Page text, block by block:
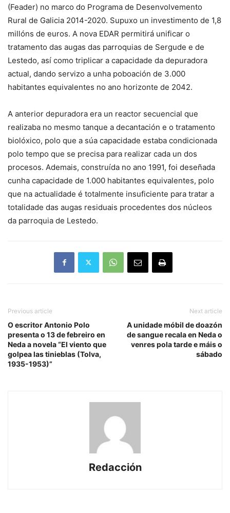
(Feader) no marco do Programa de Desenvolvemento
Rural de Galicia 2014-2020. Supuxo un investimento de 1,8
millóns de euros. A nova EDAR permitirá unificar o
tratamento das augas das parroquias de Sergude e de
Lestedo, así como triplicar a capacidade da depuradora
actual, dando servizo a unha poboación de 3.000
habitantes equivalentes no ano horizonte de 2042.
A anterior depuradora era un reactor secuencial que
realizaba no mesmo tanque a decantación e o tratamento
biolóxico, polo que a súa capacidade estaba condicionada
polo tempo que se precisa para realizar cada un dos
procesos. Ademais, construída no ano 1991, foi deseñada
cunha capacidade de 1.000 habitantes equivalentes, polo
que na actualidade é totalmente insuficiente para tratar a
totalidade das augas residuais procedentes dos núcleos
da parroquia de Lestedo.
Previous article
O escritor Antonio Polo
presenta o 13 de febreiro en
Neda a novela “El viento que
golpea las tinieblas (Tolva,
1935-1953)”
Next article
A unidade móbil de doazón
de sangue recala en Neda o
venres pola tarde e máis o
sábado
Redacción